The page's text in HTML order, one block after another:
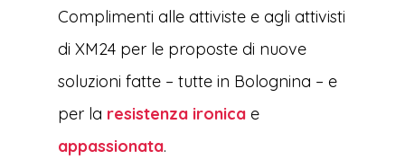
Complimenti alle attiviste e agli attivisti
di XM24 per le proposte di nuove
soluzioni fatte – tutte in Bolognina – e
per la resistenza ironica e
appassionata.